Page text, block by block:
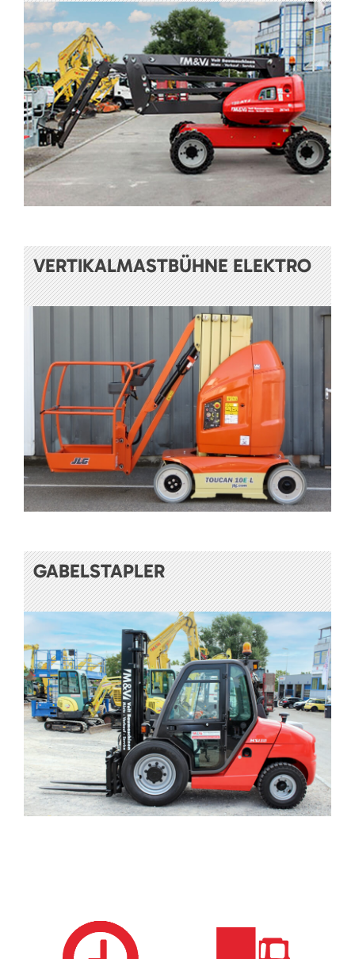
VERTIKALMASTBÜHNE ELEKTRO
GABELSTAPLER